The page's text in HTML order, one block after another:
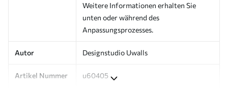
Weitere Informationen erhalten Sie
unten oder während des
Anpassungsprozesses.
Autor Designstudio Uwalls
Artikel Nummer u60405